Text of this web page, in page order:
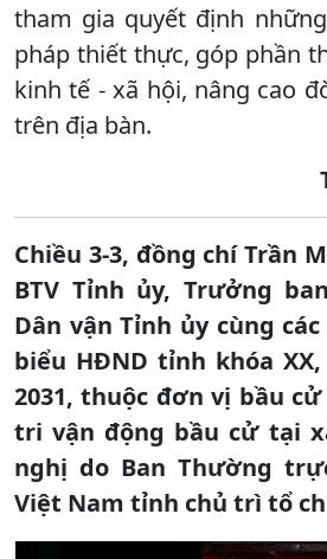
tham gia quyết định
pháp thiết thực, góp phần
kinh tế - xã hội, nâng cao
trên địa bàn.
Chiều 3-3, đồng chí Trần
BTV Tỉnh ủy, Trưởng
Dân vận Tỉnh ủy cùng
biểu HĐND tỉnh khóa
2031, thuộc đơn vị bầu
tri vận động bầu cử tại
nghị do Ban Thường
Việt Nam tỉnh chủ trì tổ